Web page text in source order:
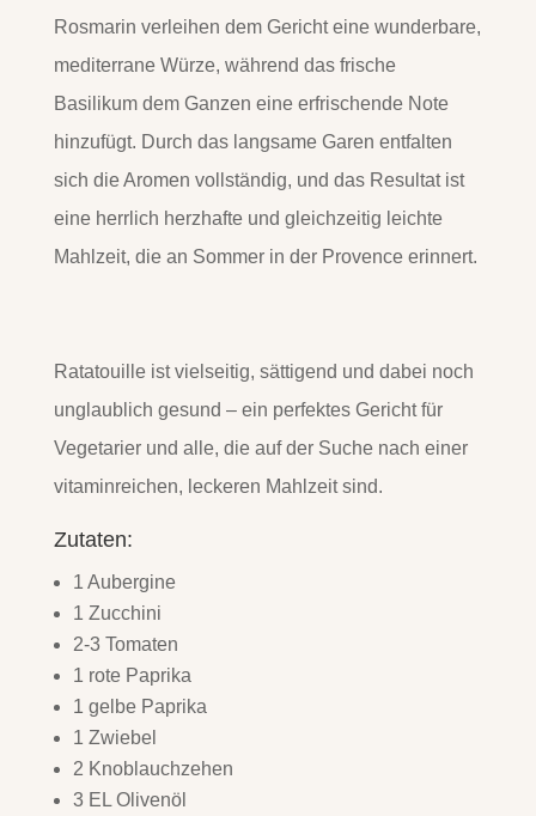
Rosmarin verleihen dem Gericht eine wunderbare,
mediterrane Würze, während das frische
Basilikum dem Ganzen eine erfrischende Note
hinzufügt. Durch das langsame Garen entfalten
sich die Aromen vollständig, und das Resultat ist
eine herrlich herzhafte und gleichzeitig leichte
Mahlzeit, die an Sommer in der Provence erinnert.
Ratatouille ist vielseitig, sättigend und dabei noch
unglaublich gesund – ein perfektes Gericht für
Vegetarier und alle, die auf der Suche nach einer
vitaminreichen, leckeren Mahlzeit sind.
Zutaten:
1 Aubergine
1 Zucchini
2-3 Tomaten
1 rote Paprika
1 gelbe Paprika
1 Zwiebel
2 Knoblauchzehen
3 EL Olivenöl